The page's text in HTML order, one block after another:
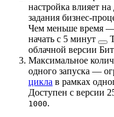
настройка влияет
задания бизнес-
Чем меньше время —
начать с 5 минут
облачной версии
Максимальное
одного запуска —
цикла в рамках
Доступен с версии
1000.